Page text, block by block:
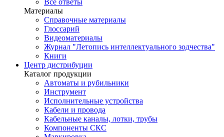
Материалы
Справочные материалы
Глоссарий
Видеоматериалы
Журнал "Летопись интеллектуального зодчества"
Книги
Центр дистрибуции
Каталог продукции
Автоматы и рубильники
Инструмент
Исполнительные устройства
Кабели и провода
Кабельные каналы, лотки, трубы
Компоненты СКС